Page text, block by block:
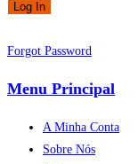
Forgot Password
Menu Principal
A Minha Conta
Sobre Nós